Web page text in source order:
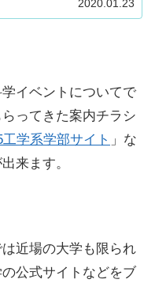
様々。 先日参加した実験イベ...
2020.01.23
イベントについてで
ってきた案内チラシ
学系学部サイト 」な
来ます。
近場の大学も限られ
公式サイトなどをブ